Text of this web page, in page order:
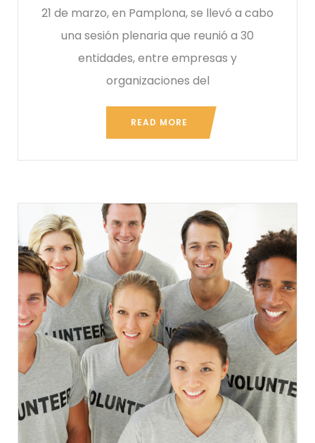
21 de marzo, en Pamplona, se llevó a cabo
una sesión plenaria que reunió a 30
entidades, entre empresas y
organizaciones del
READ MORE